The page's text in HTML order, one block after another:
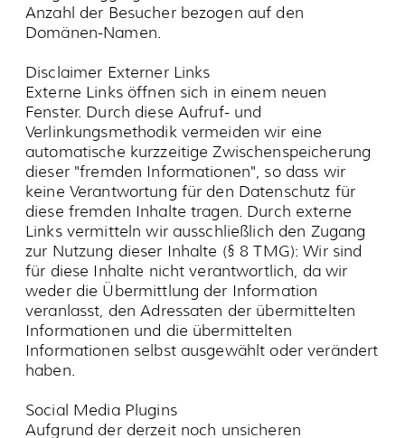
Wenn Sie noch Fragen zum Datenschutz haben,
können Sie sich an den Bayerischen
Landesbeauftragten für den Datenschutz
wenden.
Änderungen der Datenschutzerklärung
Wir behalten uns vor diese
Datenschutzerklärung zu ändern, um Sie an
geänderte Rechtslagen und technische
Standards anzupassen. Unserer Nutzer werden
gebeten sich regelmäßig zu informieren. Diese
Datenschutzerklärung befindet sich derzeit auf
dem Stand vom 09.04.2018.
SOZIO-KULTURELLES ZENTRUM